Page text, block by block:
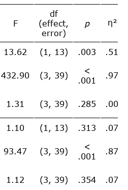
F
df
(effect,
error)
p η²
13.62 (1, 13) .003 .512
432.90 (3, 39)
<
.001
.971
1.31 (3, 39) .285 .001
1.10 (1, 13) .313 .078
93.47 (3, 39)
<
.001
.878
1.12 (3, 39) .354 .079